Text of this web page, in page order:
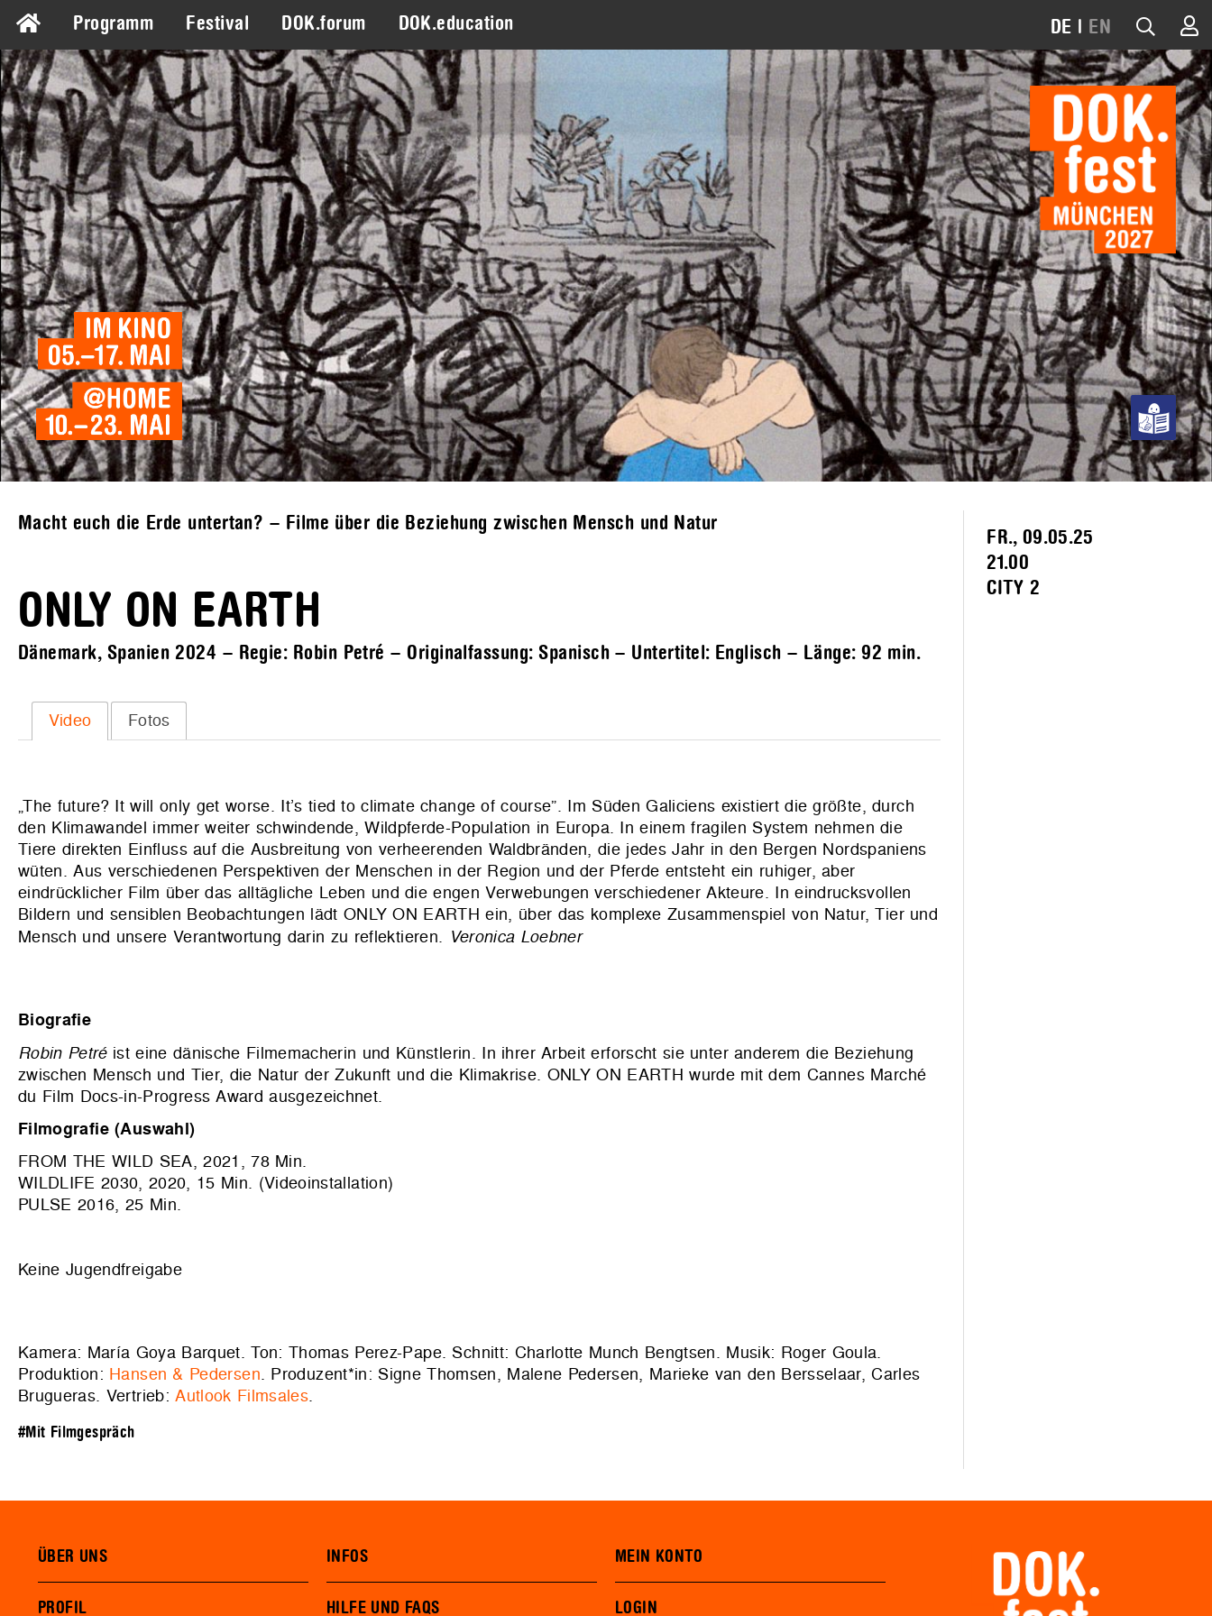
Programm Festival DOK.forum DOK.education DE | EN
Macht euch die Erde untertan? – Filme über die Beziehung zwischen Mensch und Natur
ONLY ON EARTH
Dänemark, Spanien 2024 – Regie: Robin Petré – Originalfassung: Spanisch – Untertitel: Englisch – Länge:92 min.
Video Fotos
„The future? It will only get worse. It’s tied to climate change of course”. Im Süden Galiciens existiert die größte, durch
den Klimawandel immer weiter schwindende, Wildpferde-Population in Europa. In einem fragilen System nehmen die
Tiere direkten Einfluss auf die Ausbreitung von verheerenden Waldbränden, die jedes Jahr in den Bergen Nordspaniens
wüten. Aus verschiedenen Perspektiven der Menschen in der Region und der Pferde entsteht ein ruhiger, aber
eindrücklicher Film über das alltägliche Leben und die engen Verwebungen verschiedener Akteure. In eindrucksvollen
Bildern und sensiblen Beobachtungen lädt ONLY ON EARTH ein, über das komplexe Zusammenspiel von Natur, Tier und
Mensch und unsere Verantwortung darin zu reflektieren. Veronica Loebner
Biografie
Robin Petréist eine dänische Filmemacherin und Künstlerin. In ihrer Arbeit erforscht sie unter anderem die Beziehung
zwischen Mensch und Tier, die Natur der Zukunft und die Klimakrise. ONLY ON EARTH wurde mit dem Cannes Marché
du Film Docs-in-Progress Award ausgezeichnet.
Filmografie (Auswahl)
FROM THE WILD SEA, 2021, 78 Min.
WILDLIFE 2030, 2020, 15 Min. (Videoinstallation)
PULSE 2016, 25 Min.
Keine Jugendfreigabe
Kamera: María Goya Barquet. Ton: Thomas Perez-Pape. Schnitt: Charlotte Munch Bengtsen. Musik: Roger Goula.
Produktion: Hansen & Pedersen. Produzent*in: Signe Thomsen, Malene Pedersen, Marieke van den Bersselaar, Carles
Brugueras. Vertrieb:Autlook Filmsales.
#Mit Filmgespräch
FR., 09.05.25
21.00
CITY 2
ÜBER UNS
PROFIL
INFOS
HILFE UND FAQS
MEIN KONTO
LOGIN